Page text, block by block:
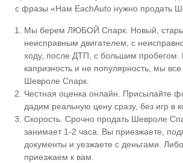
с фразы «Нам EachAuto нужно продать
Мы берем ЛЮБОЙ Спарк. Новый,
неисправным двигателем, с
ходу, после ДТП, с большим пробегом.
капризность и не популярность, мы
Шевроле Спарк.
Честная оценка онлайн. Присылайте
дадим реальную цену сразу, без игр в
Скорость. Срочно продать Шевроле
занимает 1-2 часа. Вы приезжаете,
документы и уезжаете с деньгами.
приезжаем к вам.